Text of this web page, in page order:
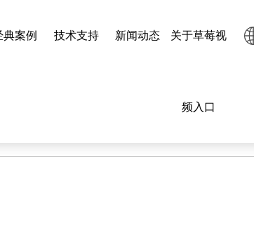
/
载,草莓视频未满十八岁
典案例 技术支持 新闻动态 关于草莓视
频入口